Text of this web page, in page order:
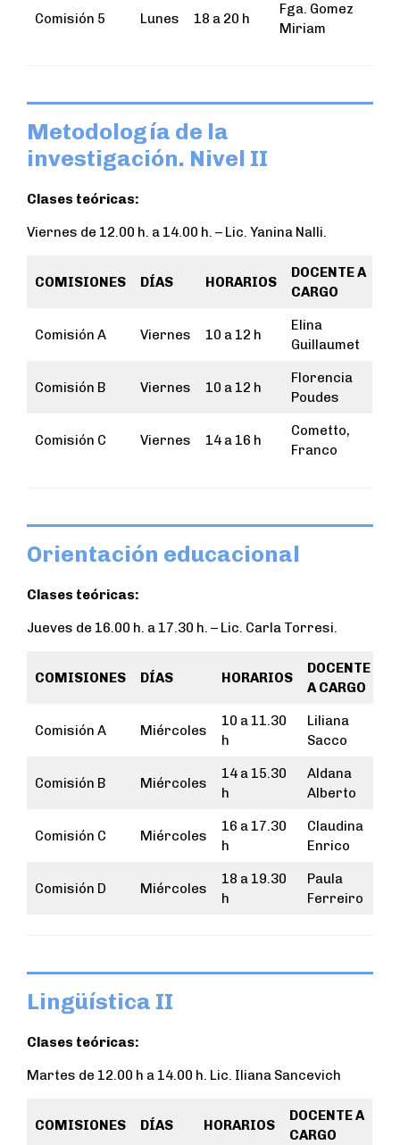
Comisión 5 Lunes 18 a 20 h
Fga. Gomez
Miriam
Metodología de la
investigación. Nivel II
Clases teóricas:
Viernes de 12.00 h. a 14.00 h. – Lic. Yanina Nalli.
COMISIONES DÍAS HORARIOS
DOCENTE A
CARGO
Comisión A Viernes 10 a 12 h
Elina
Guillaumet
Comisión B Viernes 10 a 12 h
Florencia
Poudes
Comisión C Viernes 14 a 16 h
Cometto,
Franco
Orientación educacional
Clases teóricas:
Jueves de 16.00 h. a 17.30 h. – Lic. Carla Torresi.
COMISIONES DÍAS HORARIOS
DOCENTE
A CARGO
Comisión A Miércoles
10 a 11.30
h
Liliana
Sacco
Comisión B Miércoles
14 a 15.30
h
Aldana
Alberto
Comisión C Miércoles
16 a 17.30
h
Claudina
Enrico
Comisión D Miércoles
18 a 19.30
h
Paula
Ferreiro
Lingüística II
Clases teóricas:
Martes de 12.00 h a 14.00 h. Lic. Iliana Sancevich
COMISIONES DÍAS HORARIOS
DOCENTE A
CARGO